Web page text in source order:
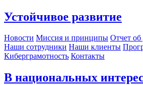
Устойчивое развитие
Новости Миссия и принципы Отчет об
Наши сотрудники Наши клиенты
Киберграмотность Контакты
В национальных